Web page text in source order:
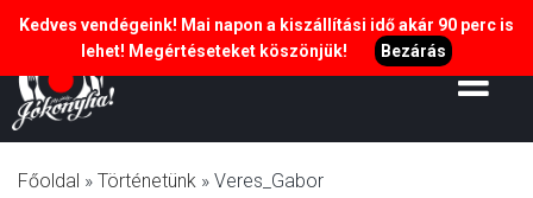
Főoldal » Történetünk » Veres_Gabor
Kedves vendégeink! Mai napon a kiszállítási idő akár 90 perc is
lehet! Megértéseteket köszönjük!
Bezárás